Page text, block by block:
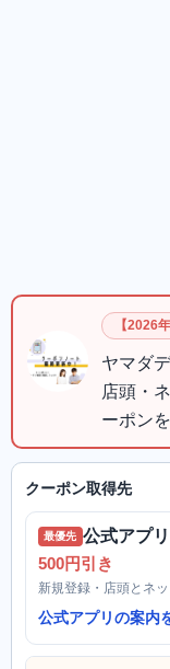
【2026
ヤマダ
店頭・
ーポン
クーポン取得先
最優先 公式アプリ
500円引き
新規登録・店頭とネ
公式アプリの案内